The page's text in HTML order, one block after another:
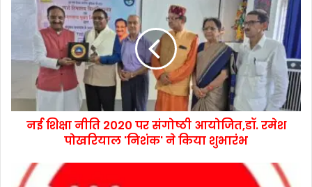
नई शिक्षा नीति 2020 पर संगोष्ठी आयोजित,डॉ. रमेश
पोखरियाल 'निशंक' ने किया शुभारंभ